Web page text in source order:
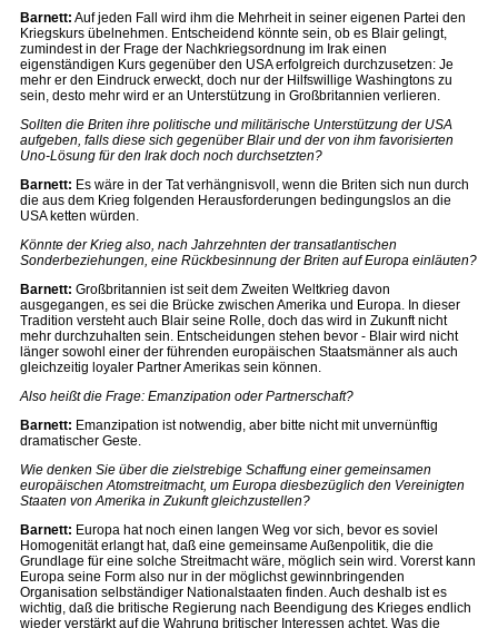
Barnett: Auf jeden Fall wird ihm die Mehrheit in seiner eigenen Partei den
Kriegskurs übelnehmen. Entscheidend könnte sein, ob es Blair gelingt,
zumindest in der Frage der Nachkriegsordnung im Irak einen
eigenständigen Kurs gegenüber den USA erfolgreich durchzusetzen: Je
mehr er den Eindruck erweckt, doch nur der Hilfswillige Washingtons zu
sein, desto mehr wird er an Unterstützung in Großbritannien verlieren.
Sollten die Briten ihre politische und militärische Unterstützung der USA
aufgeben, falls diese sich gegenüber Blair und der von ihm favorisierten
Uno-Lösung für den Irak doch noch durchsetzten?
Barnett: Es wäre in der Tat verhängnisvoll, wenn die Briten sich nun durch
die aus dem Krieg folgenden Herausforderungen bedingungslos an die
USA ketten würden.
Könnte der Krieg also, nach Jahrzehnten der transatlantischen
Sonderbeziehungen, eine Rückbesinnung der Briten auf Europa einläuten?
Barnett: Großbritannien ist seit dem Zweiten Weltkrieg davon
ausgegangen, es sei die Brücke zwischen Amerika und Europa. In dieser
Tradition versteht auch Blair seine Rolle, doch das wird in Zukunft nicht
mehr durchzuhalten sein. Entscheidungen stehen bevor - Blair wird nicht
länger sowohl einer der führenden europäischen Staatsmänner als auch
gleichzeitig loyaler Partner Amerikas sein können.
Also heißt die Frage: Emanzipation oder Partnerschaft?
Barnett: Emanzipation ist notwendig, aber bitte nicht mit unvernünftig
dramatischer Geste.
Wie denken Sie über die zielstrebige Schaffung einer gemeinsamen
europäischen Atomstreitmacht, um Europa diesbezüglich den Vereinigten
Staaten von Amerika in Zukunft gleichzustellen?
Barnett: Europa hat noch einen langen Weg vor sich, bevor es soviel
Homogenität erlangt hat, daß eine gemeinsame Außenpolitik, die die
Grundlage für eine solche Streitmacht wäre, möglich sein wird. Vorerst kann
Europa seine Form also nur in der möglichst gewinnbringenden
Organisation selbständiger Nationalstaaten finden. Auch deshalb ist es
wichtig, daß die britische Regierung nach Beendigung des Krieges endlich
wieder verstärkt auf die Wahrung britischer Interessen achtet. Was die